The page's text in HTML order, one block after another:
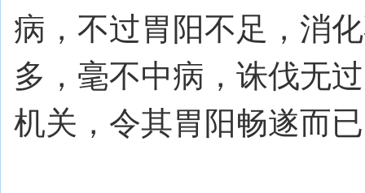
病，不过胃阳不足，消
多，毫不中病，诛伐无
机关，令其胃阳畅遂而